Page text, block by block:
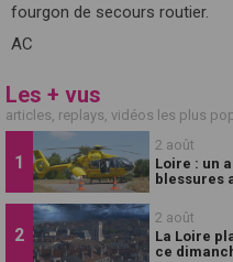
fourgon de secours routier.
AC
Les + vus
articles, replays, vidéos les plus
2 août
Loire : un
blessures
2 août
La Loire
ce